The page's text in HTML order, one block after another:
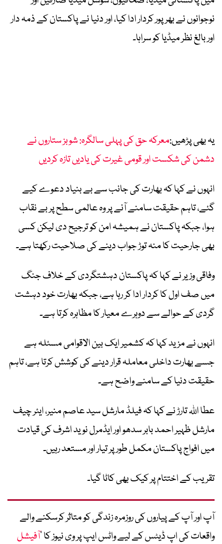
نوجوانوں نے بھرپور کردار ادا کیا، اور دنیا نے پاکستان کے ذمہ دار
اور بالغ نظر میڈیا کو سراہا۔
یہ بھی پڑھیں:معرکہ حق کی پہلی سالگرہ: شوبز ستاروں نے
دشمن کی شکست اور قومی غیرت کی یادیں تازہ کردیں
انہوں نے کہا کہ بھارت کی جانب سے بے بنیاد دعوے کیے
گئے، تاہم حقیقت سامنے آنے پر وہ عالمی سطح پر بے نقاب
ہوا، جبکہ پاکستان نے ہمیشہ امن کو ترجیح دی لیکن کسی
بھی جارحیت کا منہ توڑ جواب دینے کی صلاحیت رکھتا ہے۔
وفاقی وزیر نے کہا کہ پاکستان دہشتگردی کے خلاف جنگ
میں صف اول کا کردار ادا کر رہا ہے، جبکہ بھارت خود دہشت
گردی کے حوالے سے دوہرے معیار کا مظاہرہ کرتا ہے۔
انہوں نے مزید کہا کہ کشمیر ایک بین الاقوامی مسئلہ ہے
جسے بھارت داخلی معاملہ قرار دینے کی کوشش کرتا ہے، تاہم
حقیقت دنیا کے سامنے واضح ہے۔
عطا اللہ تارڑ نے کہا کہ فیلڈ مارشل سید عاصم منیر، ایئر چیف
مارشل ظہیر احمد بابر سدھو اور ایڈمرل نوید اشرف کی قیادت
میں افواج پاکستان مکمل طور پر تیار اور مستعد رہیں۔
تقریب کے اختتام پر کیک بھی کاٹا گیا۔
آپ اور آپ کے پیاروں کی روزمرہ زندگی کو متاثر کرسکنے والے
واقعات کی اپ ڈیٹس کے لیے واٹس ایپ پر وی نیوز کا ’آفیشل